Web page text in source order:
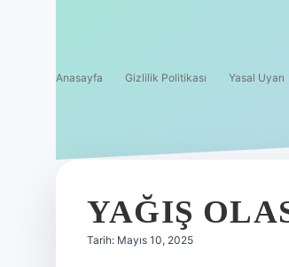
Anasayfa Gizlilik Politikası Yasal Uyarı
YAĞIŞ
Tarih: Mayıs 10, 2025